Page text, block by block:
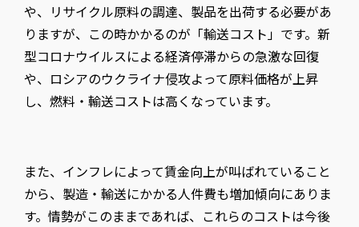
や、リサイクル原料の調達、製品を出荷する必要があ
りますが、この時かかるのが「輸送コスト」です。新
型コロナウイルスによる経済停滞からの急激な回復
や、ロシアのウクライナ侵攻よって原料価格が上昇
し、燃料・輸送コストは高くなっています。
また、インフレによって賃金向上が叫ばれていること
から、製造・輸送にかかる人件費も増加傾向にありま
す。情勢がこのままであれば、これらのコストは今後